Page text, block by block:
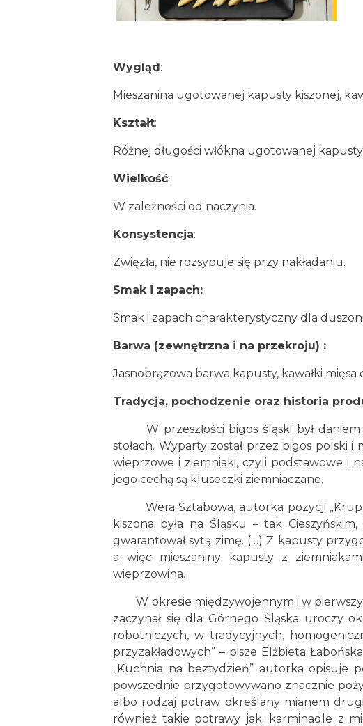
Wygląd:
Mieszanina ugotowanej kapusty kiszonej,
Kształt:
Różnej długości włókna ugotowanej
Wielkość:
W zależności od naczynia.
Konsystencja:
Zwięzła, nie rozsypuje się przy nakładaniu.
Smak i zapach:
Smak i zapach charakterystyczny dla
Barwa (zewnętrzna i na przekroju) :
Jasnobrązowa barwa kapusty, kawałki
Tradycja, pochodzenie oraz historia
W przeszłości bigos śląski był daniem
stołach. Wyparty został przez bigos polski
wieprzowe i ziemniaki, czyli podstawowe i
jego cechą są kluseczki ziemniaczane.
Wera Sztabowa, autorka pozycji
kiszona była na Śląsku – tak
gwarantował sytą zimę. (…) Z kapusty
a więc mieszaniny kapusty z
wieprzowina.
W okresie międzywojennym i w
zaczynał się dla Górnego Śląska uroczy
robotniczych, w tradycyjnych,
przyzakładowych” – pisze Elżbieta
„Kuchnia na beztydzień” autorka opisuje
powszednie przygotowywano znacznie
albo rodzaj potraw określany mianem
również takie potrawy jak: karminadle z